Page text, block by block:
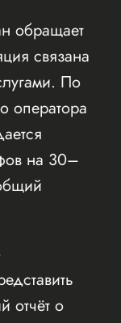
обращает
связана
По
оператора
на 30–
отчёт о